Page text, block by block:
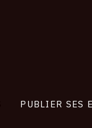
PUBLIER SES